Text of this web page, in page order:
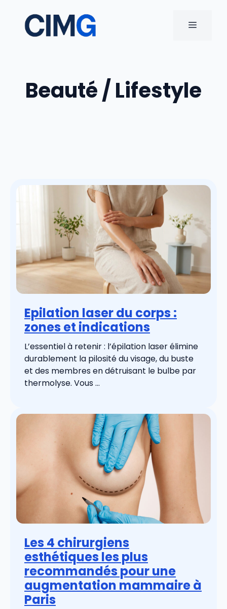
contenu
MENU
Beauté / Lifestyle
Epilation laser du corps :
zones et indications
L’essentiel à retenir : l’épilation laser élimine
durablement la pilosité du visage, du buste
et des membres en détruisant le bulbe par
thermolyse. Vous ...
Les 4 chirurgiens
esthétiques les plus
recommandés pour une
augmentation mammaire à
Paris